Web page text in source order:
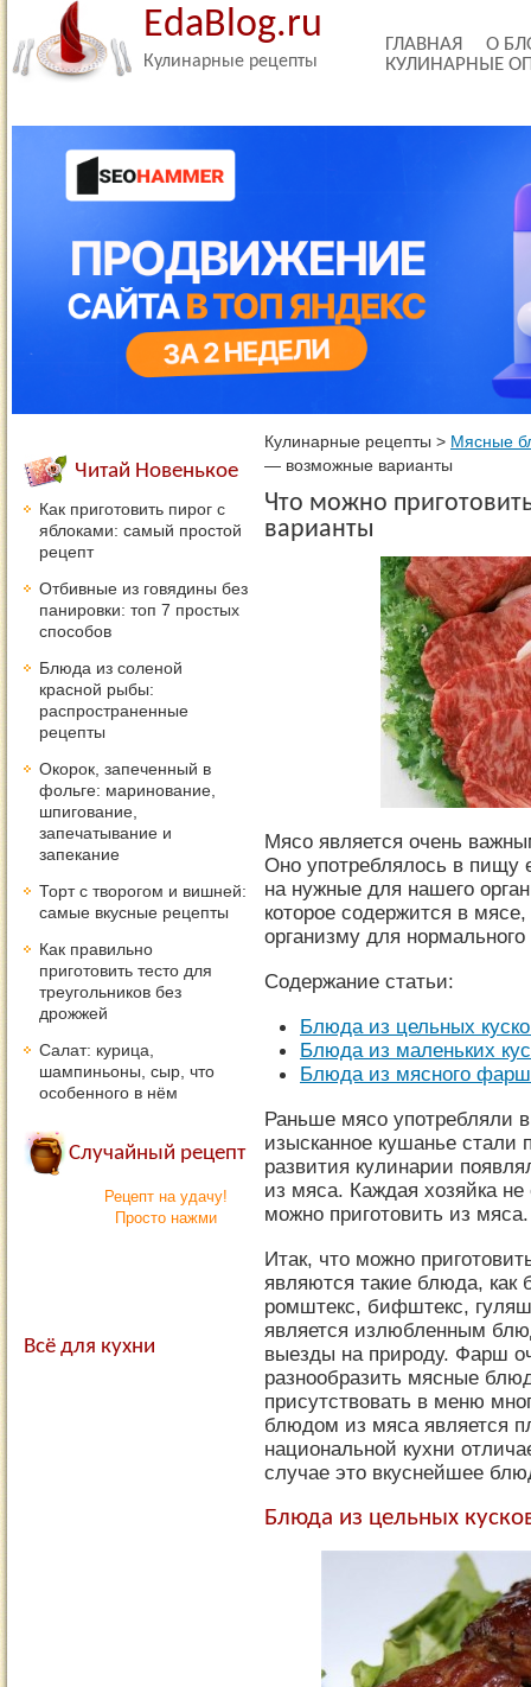
EdaBlog.ru
Кулинарные рецепты
ГЛАВНАЯ
О
КУЛИНАРНЫЕ
Кулинарные рецепты > Мясные
— возможные варианты
Что можно
варианты
Мясо является очень
Оно употреблялось в пищу
на нужные для нашего
которое содержится в
организму для
Содержание статьи:
Блюда из цельных
Блюда из маленьких
Блюда из мясного
Раньше мясо употребляли
изысканное кушанье
развития кулинарии
из мяса. Каждая хозяйка
можно приготовить из мяса.
Итак, что можно
являются такие блюда,
ромштекс, бифштекс,
является излюбленным
выезды на природу. Фарш
разнообразить мясные
присутствовать в меню
блюдом из мяса является
национальной кухни
случае это вкуснейшее
Блюда из цельных
Читай Новенькое
Как приготовить пирог с
яблоками: самый простой
рецепт
Отбивные из говядины без
панировки: топ 7 простых
способов
Блюда из соленой
красной рыбы:
распространенные
рецепты
Окорок, запеченный в
фольге: маринование,
шпигование,
запечатывание и
запекание
Торт с творогом и вишней:
самые вкусные рецепты
Как правильно
приготовить тесто для
треугольников без
дрожжей
Салат: курица,
шампиньоны, сыр, что
особенного в нём
Случайный рецепт
Рецепт на удачу!
Просто нажми
Всё для кухни